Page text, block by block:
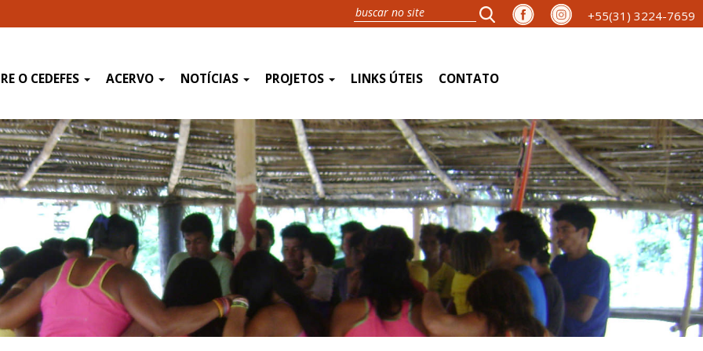
+55(31) 3224-7659
O CEDEFES ACERVO NOTÍCIAS PROJETOS LINKS ÚTEIS CONTATO